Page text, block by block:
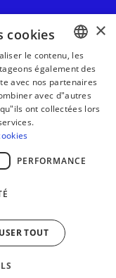
BASQUE
FRENCH
×
cookies
le contenu, les
également des
avec nos partenaires
avec d"autres
ont collectées lors
PERFORMANCE
TOUT